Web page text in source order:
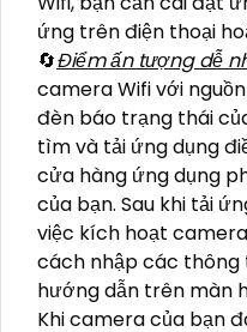
ứng trên điện thoại
🔄Điểm ấn tượng dễ
camera Wifi với
đèn báo trạng thái
tìm và tải ứng dụng
cửa hàng ứng dụng
của bạn. Sau khi tải
việc kích hoạt
cách nhập các thông
hướng dẫn trên màn
Khi camera của bạn